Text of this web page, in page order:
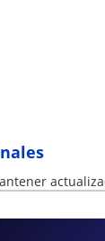
declarados.